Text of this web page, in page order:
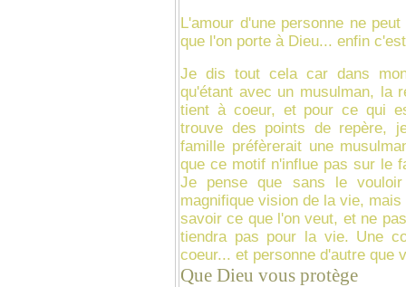
L'amour d'une personne ne
que l'on porte à Dieu... enfin
Je dis tout cela car dans
qu'étant avec un musulman, la
tient à coeur, et pour ce qui
trouve des points de repère,
famille préfèrerait une
que ce motif n'influe pas sur le
Je pense que sans le
magnifique vision de la vie,
savoir ce que l'on veut, et ne
tiendra pas pour la vie. Une
coeur... et personne d'autre que
Que Dieu vous protège